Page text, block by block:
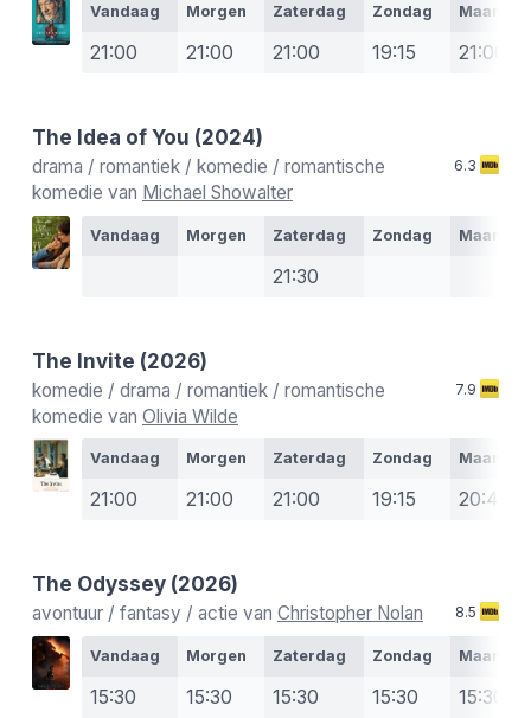
Vandaag Morgen Zaterdag Zondag Maandag
21:00 21:00 21:00 19:15 21:00
The Idea of You (2024)
drama / romantiek / komedie / romantische
komedie van Michael Showalter
6.3
Vandaag Morgen Zaterdag Zondag Maandag
21:30
The Invite (2026)
komedie / drama / romantiek / romantische
komedie van Olivia Wilde
7.9
Vandaag Morgen Zaterdag Zondag Maandag
21:00 21:00 21:00 19:15 20:45
The Odyssey (2026)
avontuur / fantasy / actie van Christopher Nolan 8.5
Vandaag Morgen Zaterdag Zondag Maandag
15:30
15:30
15:30
15:30
15:30